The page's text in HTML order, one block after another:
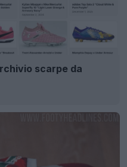
scarpe da